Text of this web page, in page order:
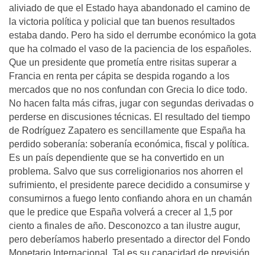
aliviado de que el Estado haya abandonado el camino de
la victoria política y policial que tan buenos resultados
estaba dando. Pero ha sido el derrumbe económico la gota
que ha colmado el vaso de la paciencia de los españoles.
Que un presidente que prometía entre risitas superar a
Francia en renta per cápita se despida rogando a los
mercados que no nos confundan con Grecia lo dice todo.
No hacen falta más cifras, jugar con segundas derivadas o
perderse en discusiones técnicas. El resultado del tiempo
de Rodríguez Zapatero es sencillamente que España ha
perdido soberanía: soberanía económica, fiscal y política.
Es un país dependiente que se ha convertido en un
problema. Salvo que sus correligionarios nos ahorren el
sufrimiento, el presidente parece decidido a consumirse y
consumirnos a fuego lento confiando ahora en un chamán
que le predice que España volverá a crecer al 1,5 por
ciento a finales de año. Desconozco a tan ilustre augur,
pero deberíamos haberlo presentado a director del Fondo
Monetario Internacional. Tal es su capacidad de previsión